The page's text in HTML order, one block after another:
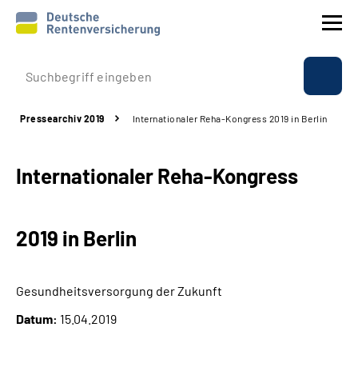
Prävention
Rente
Pressearchiv 2019 Internationaler Reha-Kongress 2019 in Berlin
Internationaler Reha-Kongress
2019 in Berlin
Gesundheitsversorgung der Zukunft
Datum: 15.04.2019